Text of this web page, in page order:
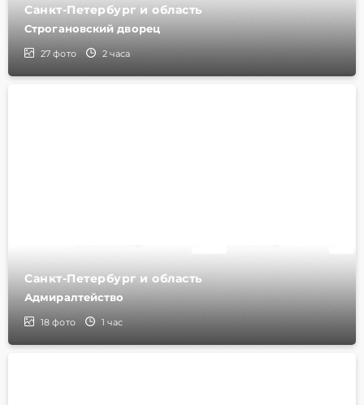
Санкт-Петербург и область
Строгановский дворец
27 фото 2 часа
Санкт-Петербург и область
Адмиралтейство
18 фото 1 час